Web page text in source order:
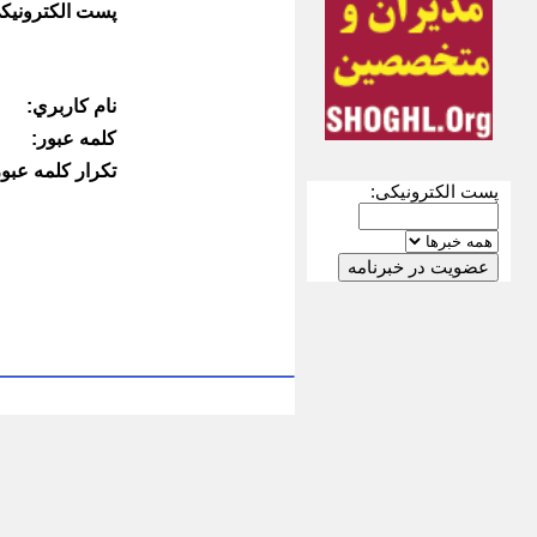
پست الکترونیکی:
پست
نام كاربري:
كلمه عبور:
تكرار كلمه